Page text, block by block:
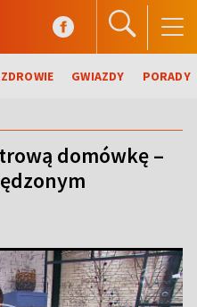
ZDROWIE GWIAZDY PORADY
domówkę –